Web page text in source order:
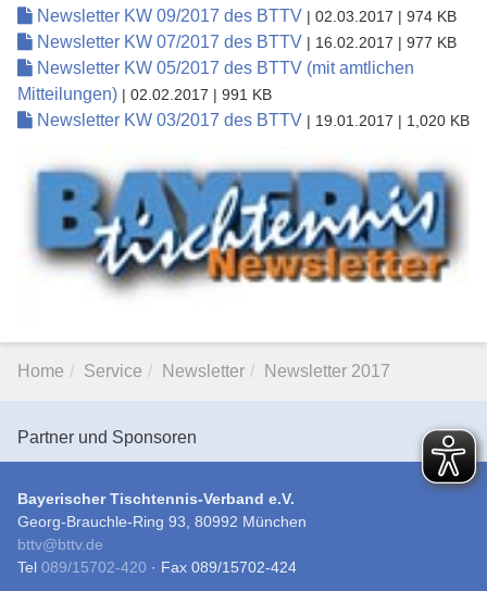
Newsletter KW 09/2017 des BTTV | 02.03.2017 | 974 KB
Newsletter KW 07/2017 des BTTV | 16.02.2017 | 977 KB
Newsletter KW 05/2017 des BTTV (mit amtlichen
Mitteilungen) | 02.02.2017 | 991 KB
Newsletter KW 03/2017 des BTTV | 19.01.2017 | 1,020 KB
Home Service Newsletter Newsletter 2017
Partner und Sponsoren
Bayerischer Tischtennis-Verband e.V.
Georg-Brauchle-Ring 93, 80992 München
bttv@bttv.de
Tel 089/15702-420 · Fax 089/15702-424